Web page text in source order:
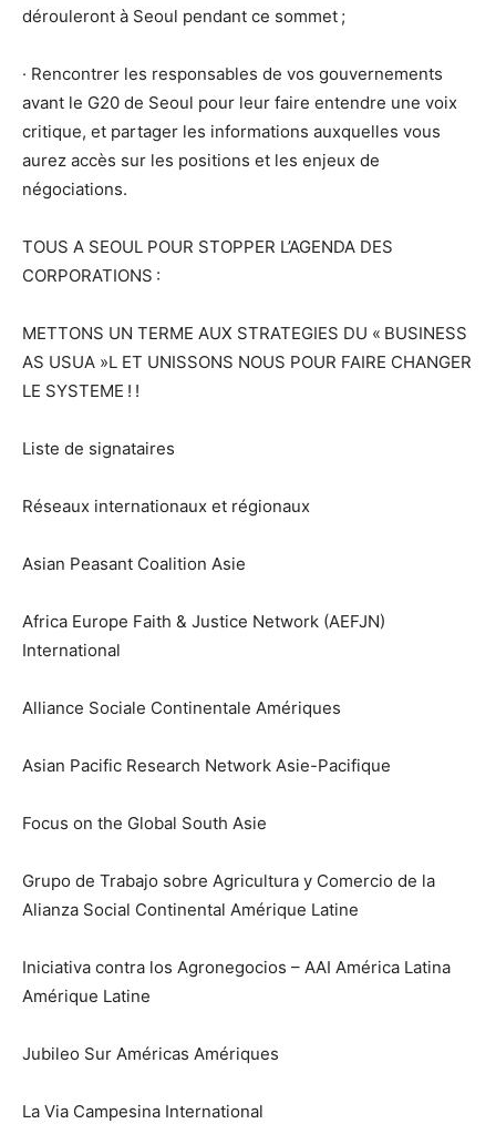
dérouleront à Seoul pendant ce sommet ;
· Rencontrer les responsables de vos gouvernements
avant le G20 de Seoul pour leur faire entendre une voix
critique, et partager les informations auxquelles vous
aurez accès sur les positions et les enjeux de
négociations.
TOUS A SEOUL POUR STOPPER L’AGENDA DES
CORPORATIONS :
METTONS UN TERME AUX STRATEGIES DU « BUSINESS
AS USUA »L ET UNISSONS NOUS POUR FAIRE CHANGER
LE SYSTEME ! !
Liste de signataires
Réseaux internationaux et régionaux
Asian Peasant Coalition Asie
Africa Europe Faith & Justice Network (AEFJN)
International
Alliance Sociale Continentale Amériques
Asian Pacific Research Network Asie-Pacifique
Focus on the Global South Asie
Grupo de Trabajo sobre Agricultura y Comercio de la
Alianza Social Continental Amérique Latine
Iniciativa contra los Agronegocios – AAI América Latina
Amérique Latine
Jubileo Sur Américas Amériques
La Via Campesina International